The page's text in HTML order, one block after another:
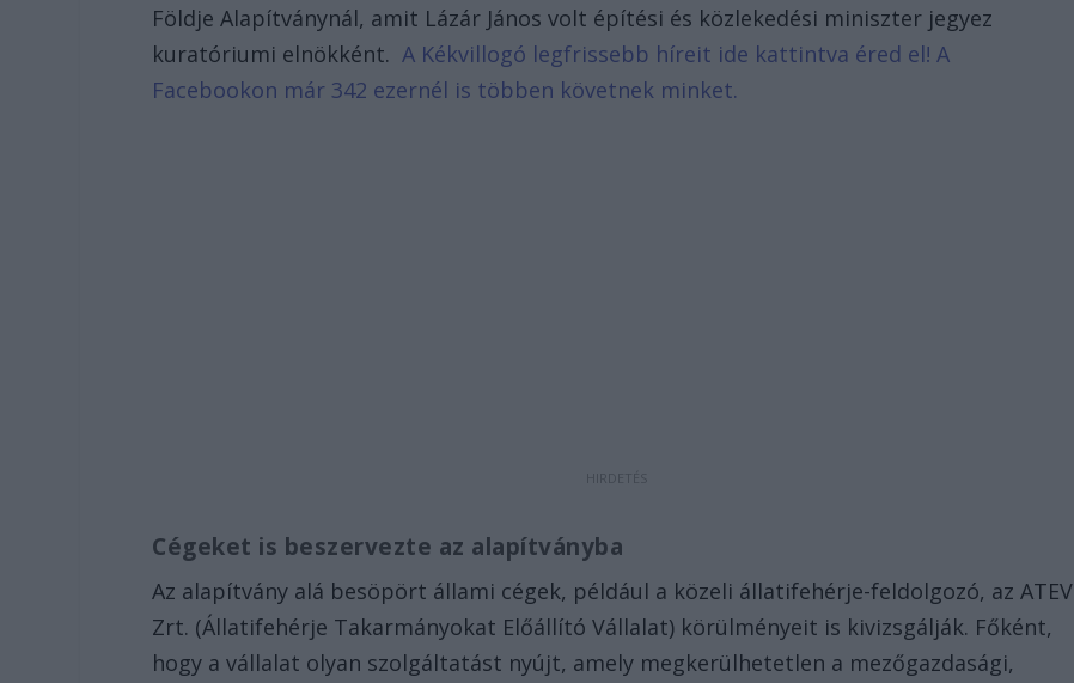
Földje Alapítványnál, amit Lázár János volt építési és közlekedési miniszter jegyez
kuratóriumi elnökként.A Kékvillogó legfrissebb híreit ide kattintva éred el! A
Facebookon már 342 ezernél is többen követnek minket.
Cégeket is beszervezte az alapítványba
Az alapítvány alá besöpört állami cégek, például a közeli állatifehérje-feldolgozó, az ATEV
Zrt. (Állatifehérje Takarmányokat Előállító Vállalat) körülményeit is kivizsgálják. Főként,
hogy a vállalat olyan szolgáltatást nyújt, amely megkerülhetetlen a mezőgazdasági,